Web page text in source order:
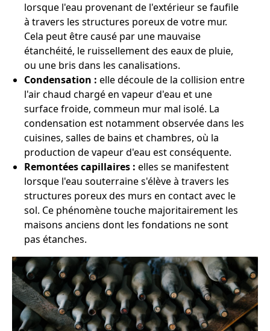
lorsque l'eau provenant de l'extérieur se faufile
à travers les structures poreux de votre mur.
Cela peut être causé par une mauvaise
étanchéité, le ruissellement des eaux de pluie,
ou une bris dans les canalisations.
Condensation : elle découle de la collision entre
l'air chaud chargé en vapeur d'eau et une
surface froide, commeun mur mal isolé. La
condensation est notamment observée dans les
cuisines, salles de bains et chambres, où la
production de vapeur d'eau est conséquente.
Remontées capillaires : elles se manifestent
lorsque l'eau souterraine s'élève à travers les
structures poreux des murs en contact avec le
sol. Ce phénomène touche majoritairement les
maisons anciens dont les fondations ne sont
pas étanches.